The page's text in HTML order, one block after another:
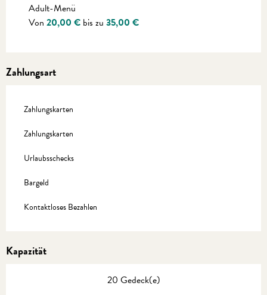
Adult-Menü
Von 20,00 € bis zu 35,00 €
Zahlungsart
Zahlungskarten
Zahlungskarten
Urlaubsschecks
Bargeld
Kontaktloses Bezahlen
Kapazität
20 Gedeck(e)